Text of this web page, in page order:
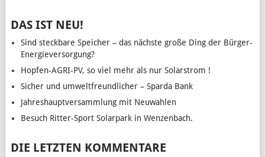
DAS IST NEU!
Sind steckbare Speicher – das nächste große Ding der Bürger-
Energieversorgung?
Hopfen-AGRI-PV, so viel mehr als nur Solarstrom !
Sicher und umweltfreundlicher – Sparda Bank
Jahreshauptversammlung mit Neuwahlen
Besuch Ritter-Sport Solarpark in Wenzenbach.
DIE LETZTEN KOMMENTARE